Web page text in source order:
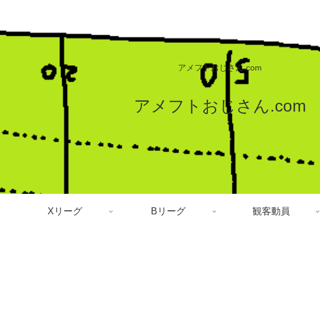
アメフトおじさん.com
アメフトおじさん.com
Xリーグ Bリーグ 観客動員